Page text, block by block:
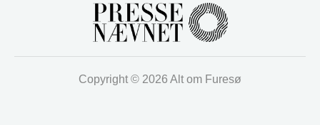
Copyright © 2026 Alt om Furesø